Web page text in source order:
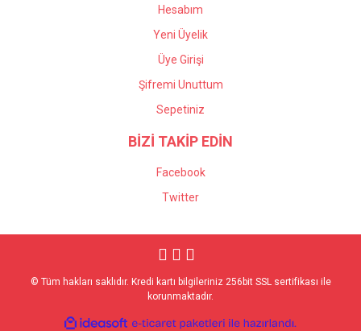
Hesabım
Yeni Üyelik
Üye Girişi
Şifremi Unuttum
Sepetiniz
BİZİ TAKİP EDİN
Facebook
Twitter
© Tüm hakları saklıdır. Kredi kartı bilgileriniz 256bit SSL sertifikası ile
korunmaktadır.
ideasoft e-